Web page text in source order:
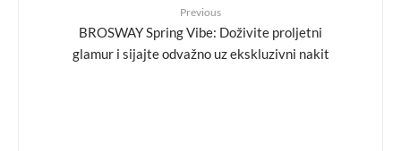
Previous
BROSWAY Spring Vibe: Doživite proljetni
glamur i sijajte odvažno uz ekskluzivni nakit